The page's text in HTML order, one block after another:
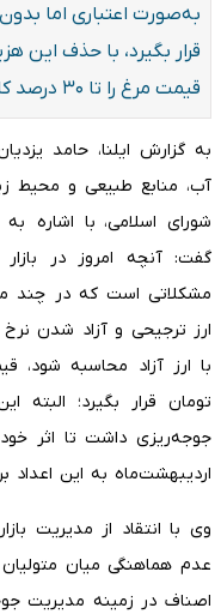
به‌صورت اعتباری اما
قرار بگیرد، با حذف این
قیمت مرغ را تا ۳۰ درصد کاهش داد.
به گزارش ایلنا، حامد
آب، منابع طبیعی و محیط
شورای اسلامی، با اشاره به
گفت: آنچه امروز در
مشکلاتی است که در چند
ارز ترجیحی و آزاد شدن
تومان قرار بگیرد؛
جوجه‌ریزی داشت تا اثر
اردیبهشت‌ماه به این اعداد
وی با انتقاد از مدیریت
عدم هماهنگی میان
اصناف در زمینه مدیریت